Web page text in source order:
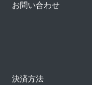
お問い合わせ
決済方法